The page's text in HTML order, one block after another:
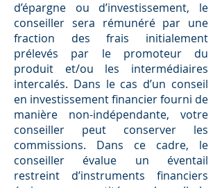
d’épargne ou d’investissement, le
conseiller sera rémunéré par une
fraction des frais initialement
prélevés par le promoteur du
produit et/ou les intermédiaires
intercalés. Dans le cas d’un conseil
en investissement ﬁnancier fourni de
manière non-indépendante, votre
conseiller peut conserver les
commissions. Dans ce cadre, le
conseiller évalue un éventail
restreint d’instruments ﬁnanciers